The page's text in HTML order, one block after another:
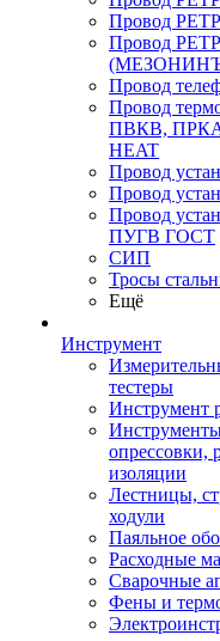
Провод
Провод
Провод
Провод
ПВКВ,
HEAT
Провод
Провод
Провод
ПУГВ ГОСТ
СИП
Тросы
Ещё
Инструмент
тестеры
Инструмент
опрессовки,
изоляции
Лестницы,
ходули
Паяльное
Расходные
Сварочные
Фены и